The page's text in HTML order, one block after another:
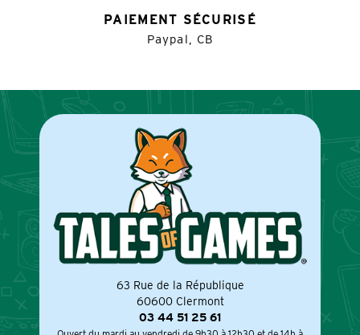
PAIEMENT SÉCURISÉ
Paypal, CB
63 Rue de la République
60600 Clermont
03 44 51 25 61